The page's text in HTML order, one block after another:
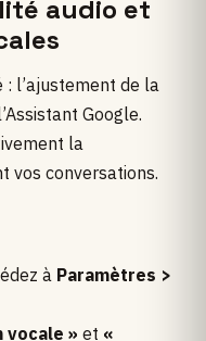
audio et
: l’ajustement de la
Google.
la
vos conversations.
à Paramètres >
vocale » et «